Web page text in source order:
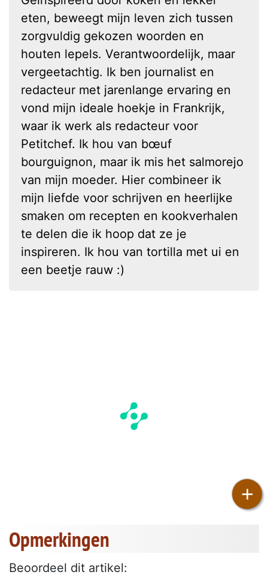
eten, beweegt mijn leven zich tussen
zorgvuldig gekozen woorden en
houten lepels. Verantwoordelijk, maar
vergeetachtig. Ik ben journalist en
redacteur met jarenlange ervaring en
vond mijn ideale hoekje in Frankrijk,
waar ik werk als redacteur voor
Petitchef. Ik hou van bœuf
bourguignon, maar ik mis het salmorejo
van mijn moeder. Hier combineer ik
mijn liefde voor schrijven en heerlijke
smaken om recepten en kookverhalen
te delen die ik hoop dat ze je
inspireren. Ik hou van tortilla met ui en
een beetje rauw :)
Opmerkingen
Beoordeel dit artikel:
+